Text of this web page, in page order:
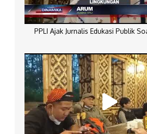
PPLI Ajak Jurnalis Edukasi Publik